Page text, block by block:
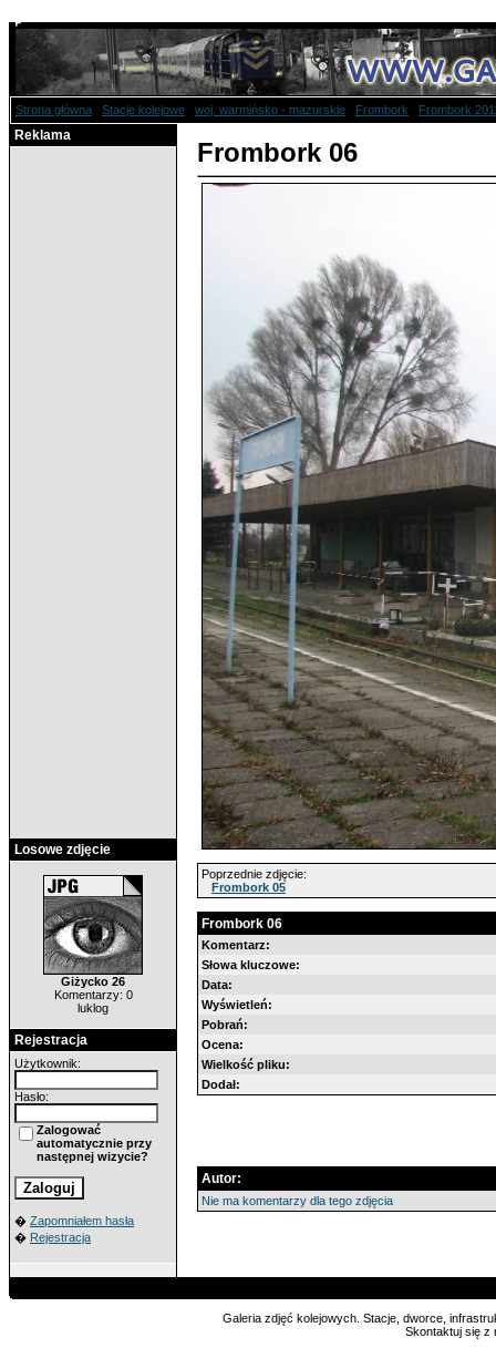
Strona główna Stacje kolejowe woj. warmińsko - mazurskie Frombork Frombork
Reklama
Losowe zdjęcie
Giżycko 26
Komentarzy: 0
luklog
Rejestracja
Użytkownik:
Hasło:
Zalogować
automatycznie przy
następnej wizycie?
� Zapomniałem hasła
� Rejestracja
Frombork 06
Poprzednie zdjęcie:
Frombork 05
Frombork 06
Komentarz:
Słowa kluczowe:
Data:
Wyświetleń:
Pobrań:
Ocena:
Wielkość pliku:
Dodał:
Autor:
Nie ma komentarzy dla tego zdjęcia
Galeria zdjęć kolejowych. Stacje, dworce,
Skontaktuj się z